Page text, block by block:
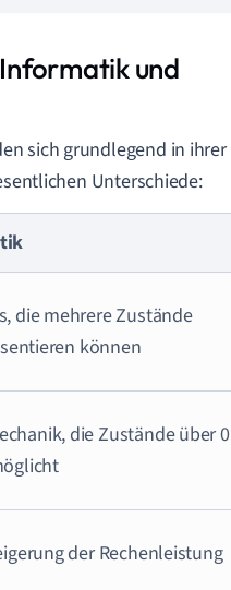
und
sich grundlegend in ihrer
Unterschiede:
die mehrere Zustände
können
die Zustände über 0
der Rechenleistung